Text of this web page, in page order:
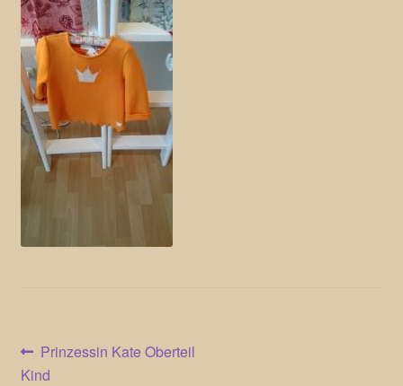
Beitragsnavigation
Vorheriger
Beitrag:
Prinzessin Kate Oberteil
Kind